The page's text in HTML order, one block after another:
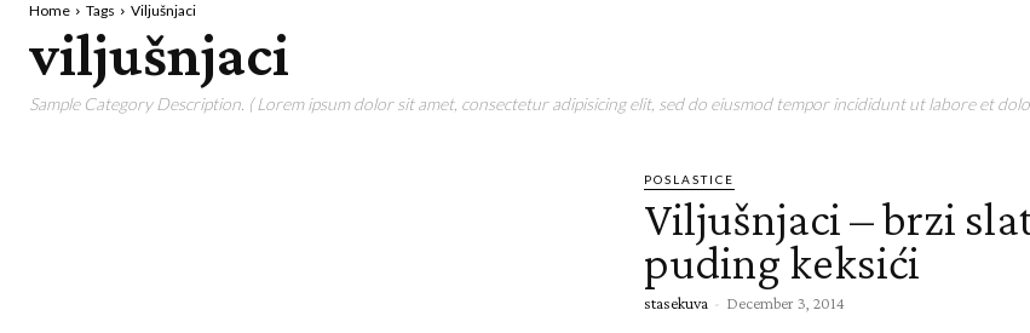
Home Tags Viljušnjaci
viljušnjaci
Sample Category Description. ( Lorem ipsum dolor sit amet, consectetur adipisicing elit, sed do eiusmod tempor incididunt ut labore et
POSLASTICE
Viljušnjaci – brzi
puding keksići
stasekuva - December 3, 2014